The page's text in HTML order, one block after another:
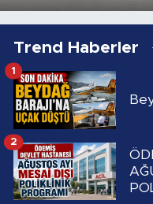
Trend Haberler
1
2